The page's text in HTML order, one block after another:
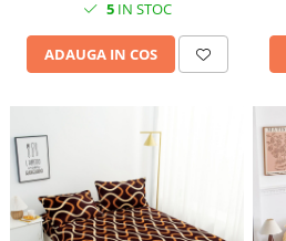
5IN STOC
ADAUGA IN COS